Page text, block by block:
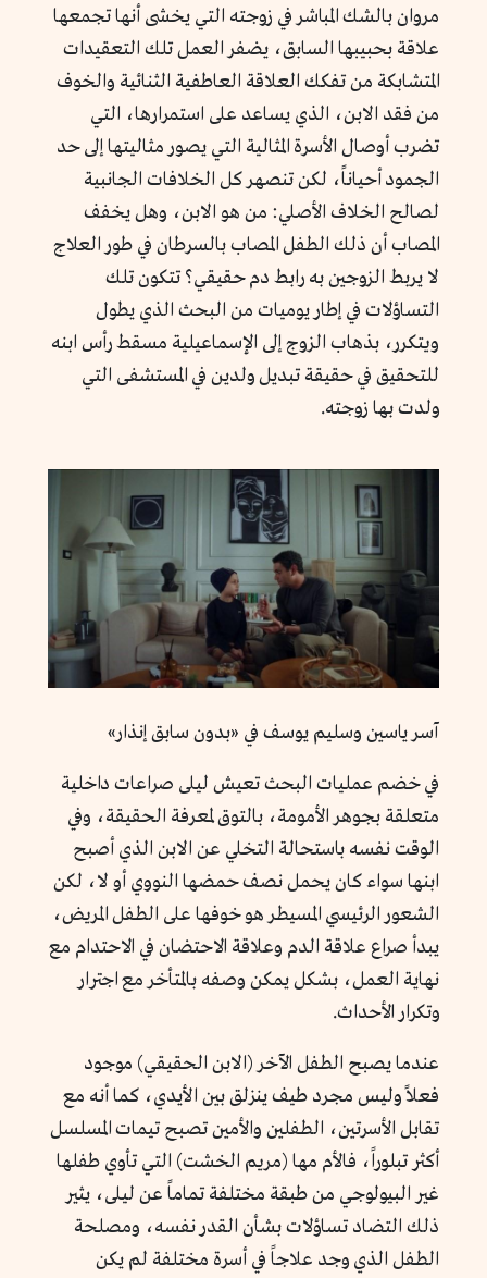
مروان بالشك المباشر في زوجته التي يخشى أنها تجمعها
علاقة بحبيبها السابق، يضفر العمل تلك التعقيدات
المتشابكة من تفكك العلاقة العاطفية الثنائية والخوف
من فقد الابن، الذي يساعد على استمرارها، التي
تضرب أوصال الأسرة المثالية التي يصور مثاليتها إلى حد
الجمود أحياناً، لكن تنصهر كل الخلافات الجانبية
لصالح الخلاف الأصلي: من هو الابن، وهل يخفف
المصاب أن ذلك الطفل المصاب بالسرطان في طور العلاج
لا يربط الزوجين به رابط دم حقيقي؟ تتكون تلك
التساؤلات في إطار يوميات من البحث الذي يطول
ويتكرر، بذهاب الزوج إلى الإسماعيلية مسقط رأس ابنه
للتحقيق في حقيقة تبديل ولدين في المستشفى التي
ولدت بها زوجته.
آسر ياسين وسليم يوسف في «بدون سابق إنذار»
في خضم عمليات البحث تعيش ليلى صراعات داخلية
متعلقة بجوهر الأمومة، بالتوق لمعرفة الحقيقة، وفي
الوقت نفسه باستحالة التخلي عن الابن الذي أصبح
ابنها سواء كان يحمل نصف حمضها النووي أو لا، لكن
الشعور الرئيسي المسيطر هو خوفها على الطفل المريض،
يبدأ صراع علاقة الدم وعلاقة الاحتضان في الاحتدام مع
نهاية العمل، بشكل يمكن وصفه بالمتأخر مع اجترار
وتكرار الأحداث.
عندما يصبح الطفل الآخر (الابن الحقيقي) موجود
فعلاً وليس مجرد طيف ينزلق بين الأيدي، كما أنه مع
تقابل الأسرتين، الطفلين والأمين تصبح تيمات المسلسل
أكثر تبلوراً، فالأم مها (مريم الخشت) التي تأوي طفلها
غير البيولوجي من طبقة مختلفة تماماً عن ليلى، يثير
ذلك التضاد تساؤلات بشأن القدر نفسه، ومصلحة
الطفل الذي وجد علاجاً في أسرة مختلفة لم يكن